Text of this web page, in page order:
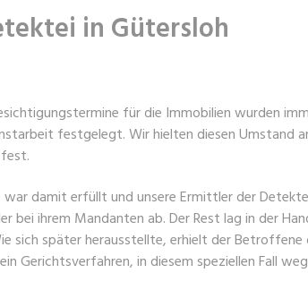
in Gütersloh
für die Immobilien wurden
festgelegt. Wir hielten diesen Umstand
war damit erfüllt und unsere Ermittler der
bei ihrem Mandanten ab. Der Rest lag in der
sich später herausstellte, erhielt der
Gerichtsverfahren, in diesem speziellen Fall